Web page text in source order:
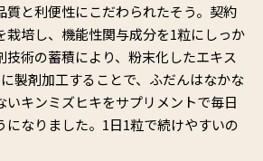
質と利便性にこだわられたそう。契約
栽培し、機能性関与成分を1粒にしっか
技術の蓄積により、粉末化したエキス
製剤加工することで、ふだんはなかな
いキンミズヒキをサプリメントで毎日
になりました。1日1粒で続けやすいの